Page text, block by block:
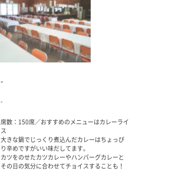
-
-
席数：150席／おすすめのメニューはカレーライ
ス
大きな鍋でじっくり煮込んだカレーはちょっぴ
り辛めですがいい味だしてます。
カツをのせたカツカレーやハンバーグカレーと
その日の気分に合わせてチョイスすることも！